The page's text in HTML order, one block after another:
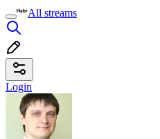
All streams
Login